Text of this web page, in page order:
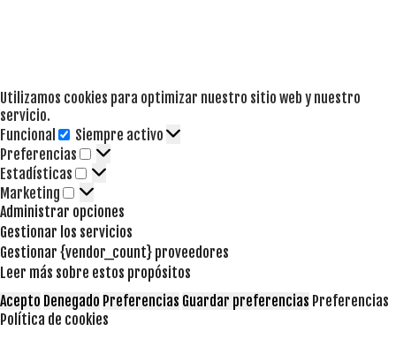
Utilizamos cookies para optimizar nuestro sitio web y nuestro
servicio.
Funcional
Funcional
Siempre activo
Preferencias
Preferencias
Estadísticas Estadísticas
Marketing Marketing
Administrar opciones
Gestionar los servicios
Gestionar {vendor_count} proveedores
Leer más sobre estos propósitos
Acepto Denegado Preferencias Guardar preferencias Preferencias
Política de cookies